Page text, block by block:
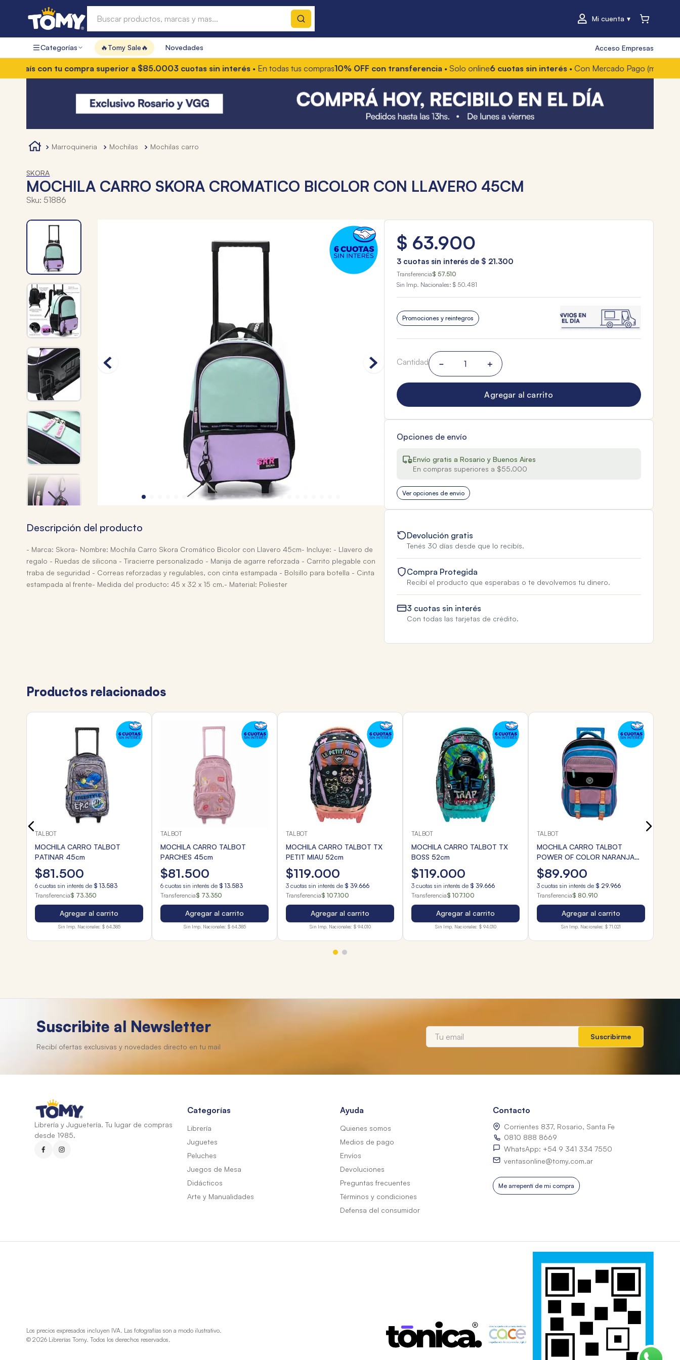
Mi cuenta
Categorías 🔥Tomy Sale🔥 Novedades Acceso Empresas
país con tu compra superior a $85.0003 cuotas sin interés• En todas tus compras10% OFF con transferencia• Solo online6 cuotas sin interés• Con Mercado Pago (mín.
marroquineria mochilas mochilas carro
SKORA
MOCHILA CARRO SKORA CROMATICO BICOLOR CON LLAVERO 45CM
Sku: 51886
Descripción del producto
- Marca: Skora- Nombre: Mochila Carro Skora Cromático Bicolor con Llavero 45cm- Incluye: - Llavero de
regalo - Ruedas de silicona - Tiracierre personalizado - Manija de agarre reforzada - Carrito plegable con
traba de seguridad - Correas reforzadas y regulables, con cinta estampada - Bolsillo para botella - Cinta
estampada al frente- Medida del producto: 45 x 32 x 15 cm.- Material: Poliester
$ 63.900
3cuotas sin interés de $ 21.300
Transferencia$ 57.510
Sin Imp. Nacionales: $ 50.481
Promociones y reintegros
Cantidad ＋
－
Agregar al carrito
Opciones de envío
Envío gratis a Rosario y Buenos Aires
En compras superiores a $55.000
Ver opciones de envio
Devolución gratis
Tenés 30 días desde que lo recibís.
Compra Protegida
Recibí el producto que esperabas o te devolvemos tu dinero.
3 cuotas sin interés
Con todas las tarjetas de crédito.
Productos relacionados
TALBOT
MOCHILA CARRO TALBOT
PATINAR 45cm
$81.500
6 cuotas sin interés de $ 13.583
Transferencia$ 73.350
Agregar al carrito
Sin Imp. Nacionales: $ 64.385
TALBOT
MOCHILA CARRO TALBOT
PARCHES 45cm
$81.500
6 cuotas sin interés de $ 13.583
Transferencia$ 73.350
Agregar al carrito
Sin Imp. Nacionales: $ 64.385
TALBOT
MOCHILA CARRO TALBOT TX
PETIT MIAU 52cm
$119.000
3 cuotas sin interés de $ 39.666
Transferencia$ 107.100
Agregar al carrito
Sin Imp. Nacionales: $ 94.010
TALBOT
MOCHILA CARRO TALBOT TX
BOSS 52cm
$119.000
3 cuotas sin interés de $ 39.666
Transferencia$ 107.100
Agregar al carrito
Sin Imp. Nacionales: $ 94.010
TALBOT
MOCHILA CARRO TALBOT
POWER OF COLOR NARANJA
NEGRO 46cm
$89.900
3 cuotas sin interés de $ 29.966
Transferencia$ 80.910
Agregar al carrito
Sin Imp. Nacionales: $ 71.021
Suscribite al Newsletter
Suscribirme
Librería y Juguetería. Tu lugar de compras
desde 1985.
Categorías
Librería
Juguetes
Peluches
Juegos de Mesa
Didácticos
Arte y Manualidades
Ayuda
Quienes somos
Medios de pago
Envíos
Devoluciones
Preguntas frecuentes
Términos y condiciones
Defensa del consumidor
Contacto
Corrientes 837, Rosario, Santa Fe
0810 888 8669
WhatsApp: +54 9 341 334 7550
ventasonline@tomy.com.ar
Me arrepentí de mi compra
Los precios expresados incluyen IVA. Las fotografías son a modo ilustrativo.
© 2026 Librerías Tomy. Todos los derechos reservados.
Términos más buscados
1.
hot wheels
mochilas
toy story
4. marcadores